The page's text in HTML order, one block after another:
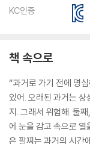
KC인증
책 속으로
“과거로 가기 전에 명
있어. 오래된 과거는
지. 그래서 위험해. 둘
에 눈을 감고 속으로 열
은 팔찌는 과거의 시간